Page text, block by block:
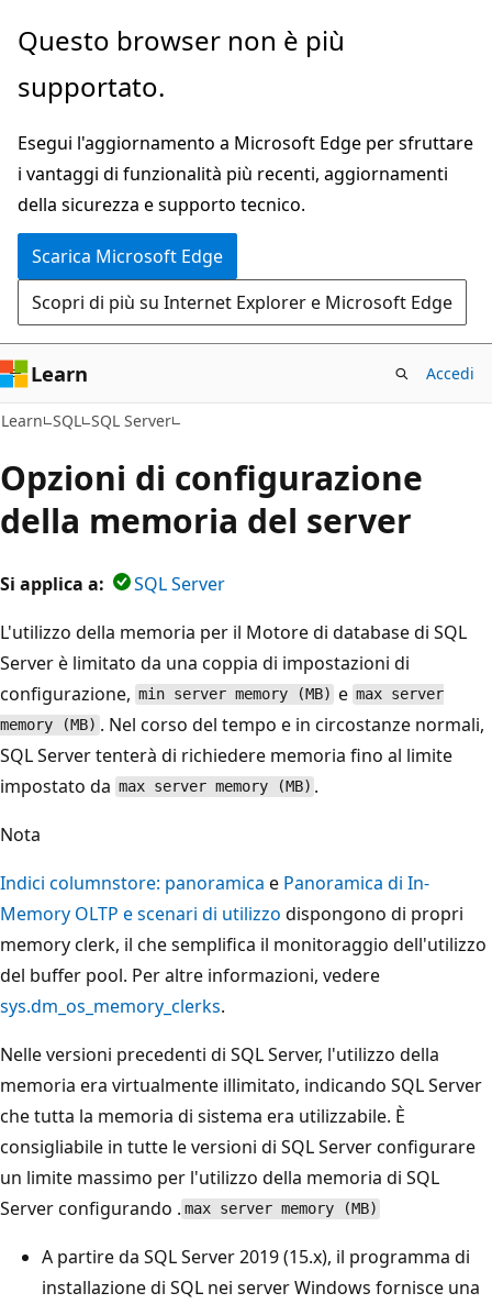
Ignora
passa
contenuto
principale
Questo browser non è più
supportato.
Esegui l'aggiornamento a Microsoft Edge per sfruttare
i vantaggi di funzionalità più recenti, aggiornamenti
della sicurezza e supporto tecnico.
Scarica Microsoft Edge
Scopri di più su Internet Explorer e Microsoft Edge
Learn Accedi
Learn SQL SQL Server
Opzioni di configurazione
della memoria del server
Si applica a:
SQL Server
L'utilizzo della memoria per il Motore di database di SQL
Server è limitato da una coppia di impostazioni di
configurazione, min server memory (MB) e max server
memory (MB) . Nel corso del tempo e in circostanze normali,
SQL Server tenterà di richiedere memoria fino al limite
impostato da max server memory (MB) .
Nota
Indici columnstore: panoramica e Panoramica di In-
Memory OLTP e scenari di utilizzo dispongono di propri
memory clerk, il che semplifica il monitoraggio dell'utilizzo
del buffer pool. Per altre informazioni, vedere
sys.dm_os_memory_clerks.
Nelle versioni precedenti di SQL Server, l'utilizzo della
memoria era virtualmente illimitato, indicando SQL Server
che tutta la memoria di sistema era utilizzabile. È
consigliabile in tutte le versioni di SQL Server configurare
un limite massimo per l'utilizzo della memoria di SQL
Server configurando . max server memory (MB)
A partire da SQL Server 2019 (15.x), il programma di
installazione di SQL nei server Windows fornisce una